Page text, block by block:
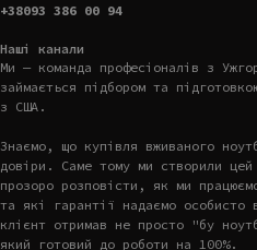
+38093 386 00 94
Наші канали
Ми — команда професіоналів з
займається підбором та
з США.
Знаємо, що купівля вживаного
довіри. Саме тому ми створили
прозоро розповісти, як ми
та які гарантії надаємо
клієнт отримав не просто "бу
який готовий до роботи на 100%.